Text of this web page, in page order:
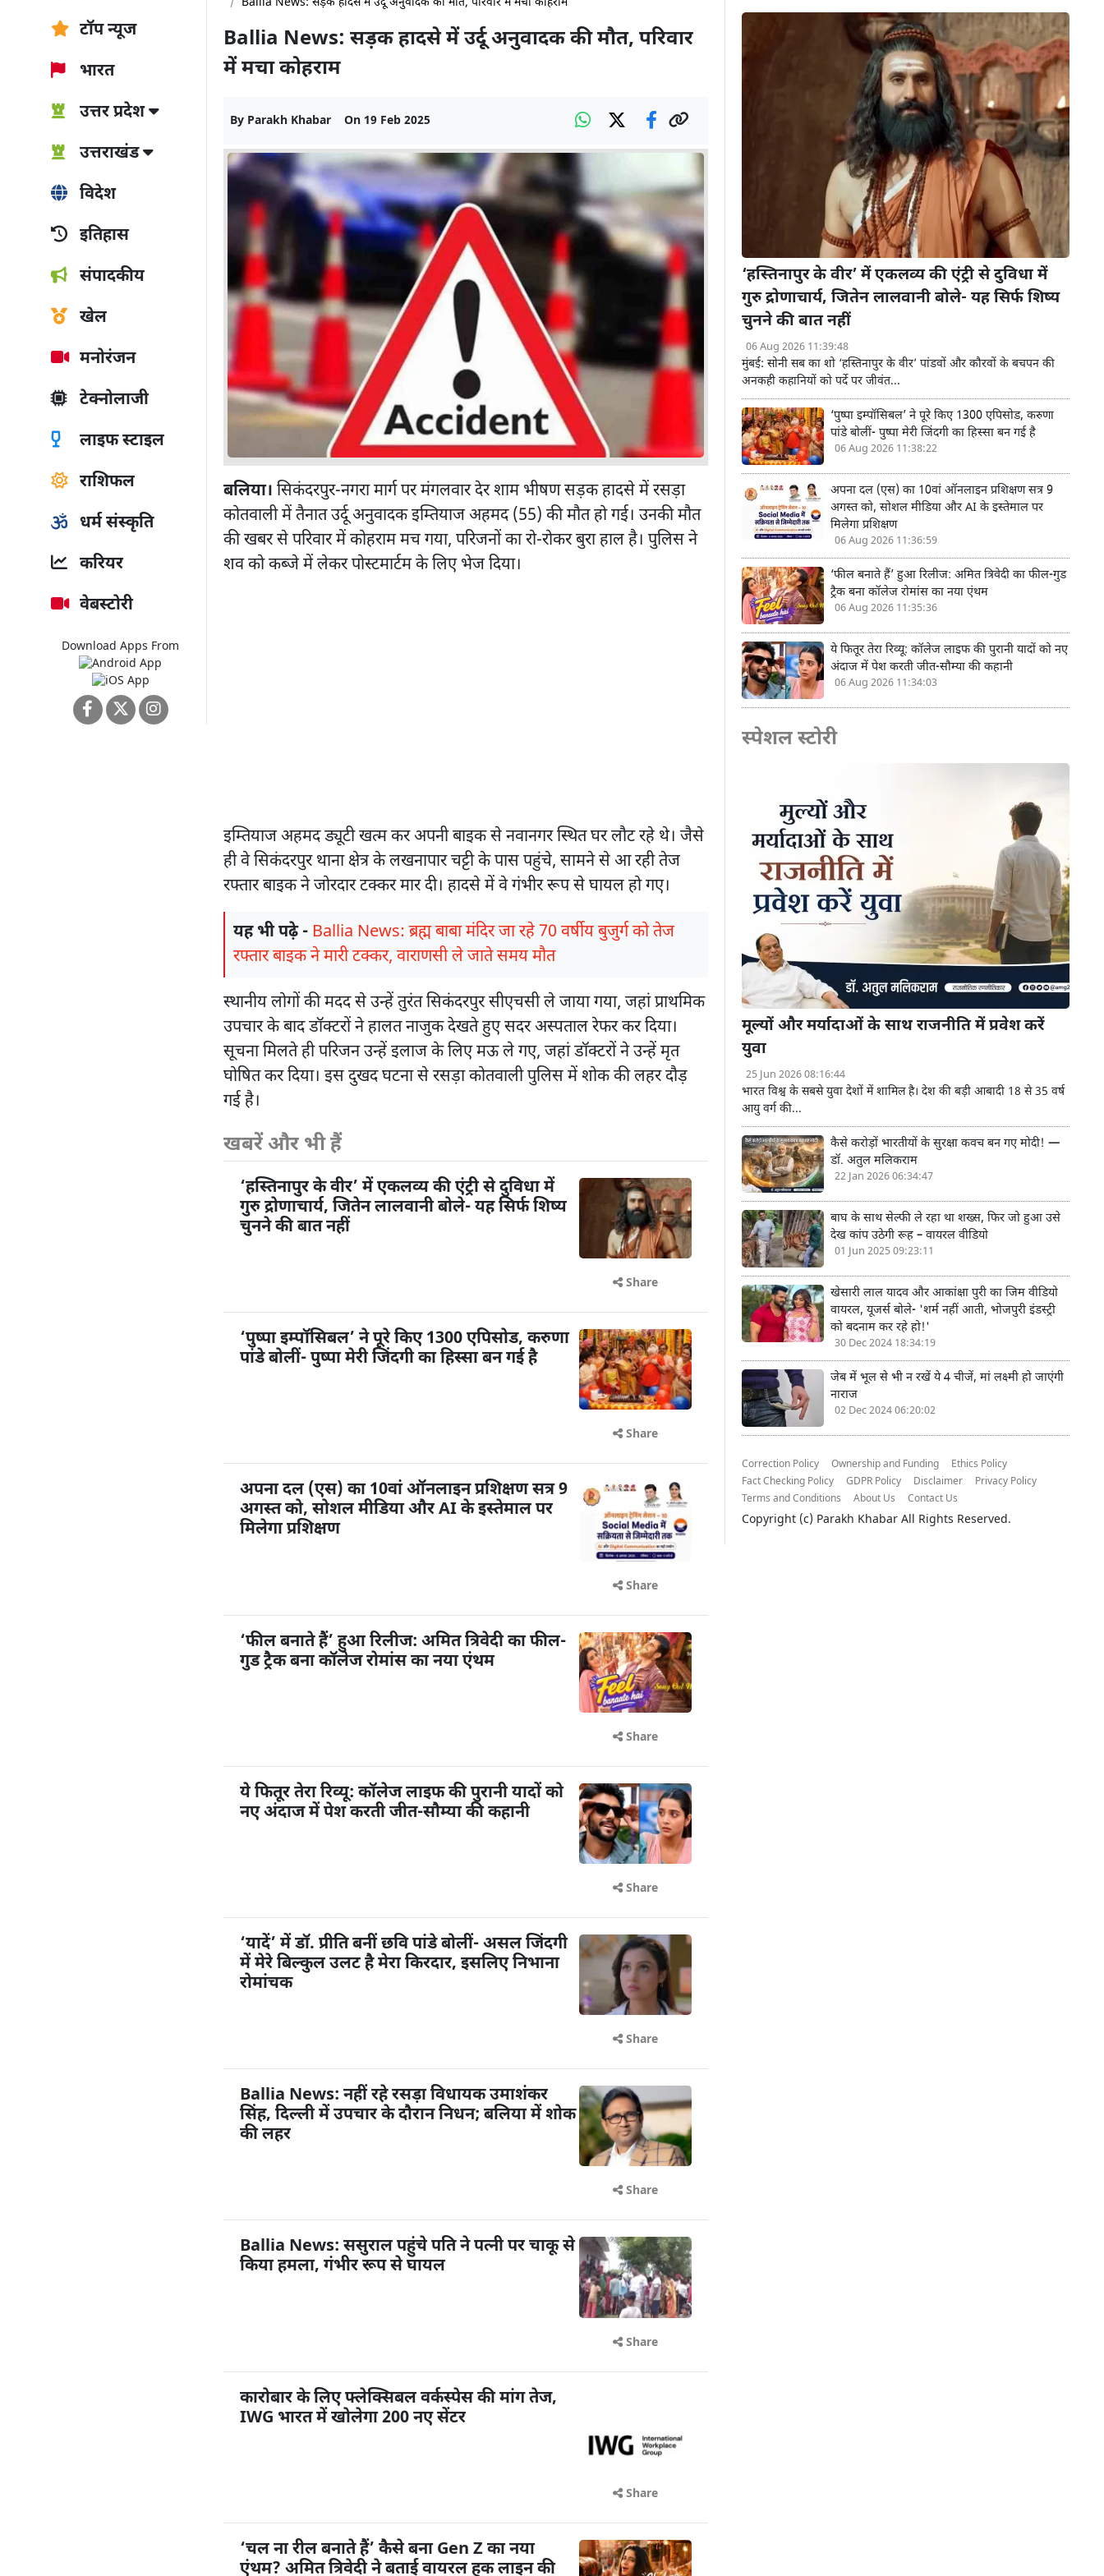
टॉप न्यूज
भारत
उत्तर प्रदेश
उत्तराखंड
विदेश
इतिहास
संपादकीय
खेल
मनोरंजन
टेक्नोलाजी
लाइफ स्टाइल
राशिफल
धर्म संस्कृति
करियर
वेबस्टोरी
Download Apps From
Ballia News: सड़क हादसे में उर्दू अनुवादक की मौत, परिवार
में मचा कोहराम
By Parakh Khabar On 19 Feb 2025
बलिया। सिकंदरपुर-नगरा मार्ग पर मंगलवार देर शाम भीषण सड़क हादसे में रसड़ा
कोतवाली में तैनात उर्दू अनुवादक इम्तियाज अहमद (55) की मौत हो गई। उनकी मौत
की खबर से परिवार में कोहराम मच गया, परिजनों का रो-रोकर बुरा हाल है। पुलिस ने
शव को कब्जे में लेकर पोस्टमार्टम के लिए भेज दिया।
इम्तियाज अहमद ड्यूटी खत्म कर अपनी बाइक से नवानगर स्थित घर लौट रहे थे। जैसे
ही वे सिकंदरपुर थाना क्षेत्र के लखनापार चट्टी के पास पहुंचे, सामने से आ रही तेज
रफ्तार बाइक ने जोरदार टक्कर मार दी। हादसे में वे गंभीर रूप से घायल हो गए।
यह भी पढ़े - Ballia News: ब्रह्म बाबा मंदिर जा रहे 70 वर्षीय बुजुर्ग को तेज
रफ्तार बाइक ने मारी टक्कर, वाराणसी ले जाते समय मौत
स्थानीय लोगों की मदद से उन्हें तुरंत सिकंदरपुर सीएचसी ले जाया गया, जहां प्राथमिक
उपचार के बाद डॉक्टरों ने हालत नाजुक देखते हुए सदर अस्पताल रेफर कर दिया।
सूचना मिलते ही परिजन उन्हें इलाज के लिए मऊ ले गए, जहां डॉक्टरों ने उन्हें मृत
घोषित कर दिया। इस दुखद घटना से रसड़ा कोतवाली पुलिस में शोक की लहर दौड़
गई है।
खबरें और भी हैं
‘हस्तिनापुर के वीर’ में एकलव्य की एंट्री से दुविधा में
गुरु द्रोणाचार्य, जितेन लालवानी बोले- यह सिर्फ शिष्य
चुनने की बात नहीं
Share
‘पुष्पा इम्पॉसिबल’ ने पूरे किए 1300 एपिसोड, करुणा
पांडे बोलीं- पुष्पा मेरी जिंदगी का हिस्सा बन गई है
Share
अपना दल (एस) का 10वां ऑनलाइन प्रशिक्षण सत्र 9
अगस्त को, सोशल मीडिया और AI के इस्तेमाल पर
मिलेगा प्रशिक्षण
Share
‘फील बनाते हैं’ हुआ रिलीज: अमित त्रिवेदी का फील-
गुड ट्रैक बना कॉलेज रोमांस का नया एंथम
Share
ये फितूर तेरा रिव्यू: कॉलेज लाइफ की पुरानी यादों को
नए अंदाज में पेश करती जीत-सौम्या की कहानी
Share
‘यादें’ में डॉ. प्रीति बनीं छवि पांडे बोलीं- असल जिंदगी
में मेरे बिल्कुल उलट है मेरा किरदार, इसलिए निभाना
रोमांचक
Share
Ballia News: नहीं रहे रसड़ा विधायक उमाशंकर
सिंह, दिल्ली में उपचार के दौरान निधन; बलिया में शोक
की लहर
Share
Ballia News: ससुराल पहुंचे पति ने पत्नी पर चाकू से
किया हमला, गंभीर रूप से घायल
Share
कारोबार के लिए फ्लेक्सिबल वर्कस्पेस की मांग तेज,
IWG भारत में खोलेगा 200 नए सेंटर
Share
‘चल ना रील बनाते हैं’ कैसे बना Gen Z का नया
एंथम? अमित त्रिवेदी ने बताई वायरल हुक लाइन की
‘हस्तिनापुर के वीर’ में एकलव्य की एंट्री से दुविधा में
गुरु द्रोणाचार्य, जितेन लालवानी बोले- यह सिर्फ शिष्य
चुनने की बात नहीं
06 Aug 2026 11:39:48
मुंबई: सोनी सब का शो ‘हस्तिनापुर के वीर’ पांडवों और कौरवों के बचपन की
अनकही कहानियों को पर्दे पर जीवंत...
‘पुष्पा इम्पॉसिबल’ ने पूरे किए 1300 एपिसोड, करुणा
पांडे बोलीं- पुष्पा मेरी जिंदगी का हिस्सा बन गई है
06 Aug 2026 11:38:22
अपना दल (एस) का 10वां ऑनलाइन प्रशिक्षण सत्र 9
अगस्त को, सोशल मीडिया और AI के इस्तेमाल पर
मिलेगा प्रशिक्षण
06 Aug 2026 11:36:59
‘फील बनाते हैं’ हुआ रिलीज: अमित त्रिवेदी का फील-गुड
ट्रैक बना कॉलेज रोमांस का नया एंथम
06 Aug 2026 11:35:36
ये फितूर तेरा रिव्यू: कॉलेज लाइफ की पुरानी यादों को नए
अंदाज में पेश करती जीत-सौम्या की कहानी
06 Aug 2026 11:34:03
स्पेशल स्टोरी
मूल्यों और मर्यादाओं के साथ राजनीति में प्रवेश करें
युवा
25 Jun 2026 08:16:44
भारत विश्व के सबसे युवा देशों में शामिल है। देश की बड़ी आबादी 18 से 35 वर्ष
आयु वर्ग की...
कैसे करोड़ों भारतीयों के सुरक्षा कवच बन गए मोदी! —
डॉ. अतुल मलिकराम
22 Jan 2026 06:34:47
बाघ के साथ सेल्फी ले रहा था शख्स, फिर जो हुआ उसे
देख कांप उठेगी रूह – वायरल वीडियो
01 Jun 2025 09:23:11
खेसारी लाल यादव और आकांक्षा पुरी का जिम वीडियो
वायरल, यूजर्स बोले- 'शर्म नहीं आती, भोजपुरी इंडस्ट्री
को बदनाम कर रहे हो!'
30 Dec 2024 18:34:19
जेब में भूल से भी न रखें ये 4 चीजें, मां लक्ष्मी हो जाएंगी
नाराज
02 Dec 2024 06:20:02
Correction Policy Ownership and Funding
Ethics Policy
Fact Checking Policy
GDPR Policy Disclaimer
Privacy Policy
Terms and Conditions
About Us Contact Us
Copyright (c) Parakh Khabar All Rights Reserved.